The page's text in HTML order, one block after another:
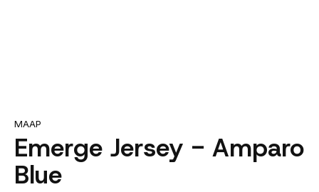
MAAP
Emerge Jersey - Amparo
Blue